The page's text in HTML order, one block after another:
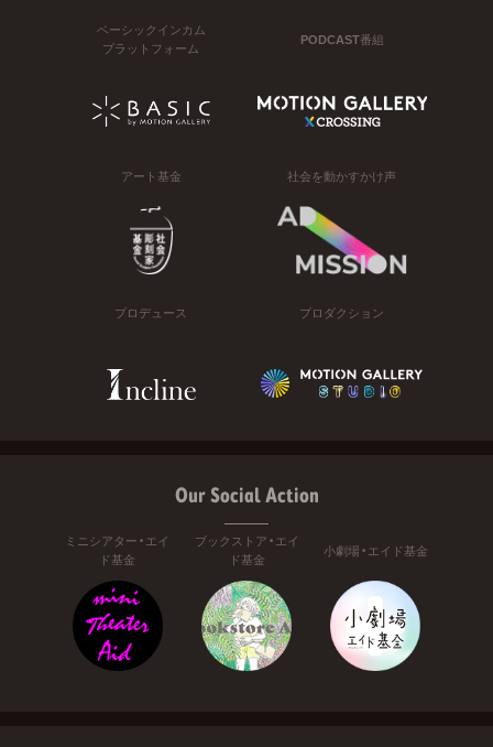
ベーシックインカム
プラットフォーム
PODCAST番組
アート基金 社会を動かすかけ声
プロデュース プロダクション
Our Social Action
ミニシアター・エイ
ド基金
ブックストア・エイ
ド基金
小劇場・エイド基金